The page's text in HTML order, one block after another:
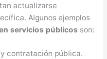
actualizarse
Algunos ejemplos
servicios públicos son:
contratación pública.